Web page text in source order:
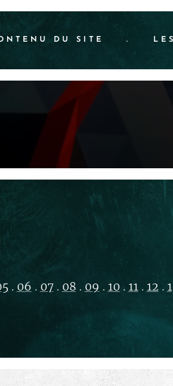
DU SITE .
. 06 . 07. 08 . 09 . 10. 11. 12 .